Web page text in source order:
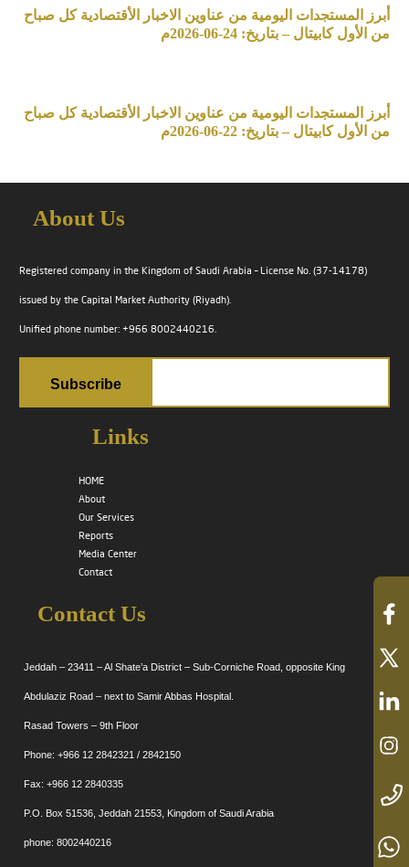
أبرز المستجدات اليومية من عناوين الاخبار الأقتصادية كل صباح
من الأول كابيتال – بتاريخ: 24-06-2026م
أبرز المستجدات اليومية من عناوين الاخبار الأقتصادية كل صباح
من الأول كابيتال – بتاريخ: 22-06-2026م
About Us
Registered company in the Kingdom of Saudi Arabia – License No. (37-14178)
issued by the Capital Market Authority (Riyadh).
Unified phone number: +966 8002440216.
Links
HOME
About
Our Services
Reports
Media Center
Contact
Contact Us
Jeddah – 23411 – Al Shate’a District – Sub-Corniche Road, opposite King
Abdulaziz Road – next to Samir Abbas Hospital.
Rasad Towers – 9th Floor
Phone: +966 12 2842321 / 2842150
Fax: +966 12 2840335
P.O. Box 51536, Jeddah 21553, Kingdom of Saudi Arabia
phone: 8002440216